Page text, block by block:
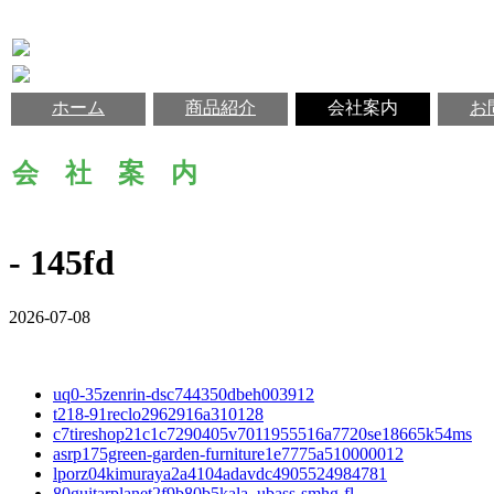
ホーム 商品紹介 会社案内 お
会 社 案 内
- 145fd
2026-07-08
uq0-35zenrin-dsc744350dbeh003912
t218-91reclo2962916a310128
c7tireshop21c1c7290405v7011955516a7720se18665k54ms
asrp175green-garden-furniture1e7775a510000012
lporz04kimuraya2a4104adavdc4905524984781